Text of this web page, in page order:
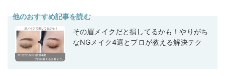
他のおすすめ記事を読む
その眉メイクだと損してるかも！やりがち
なNGメイク4選とプロが教える解決テク